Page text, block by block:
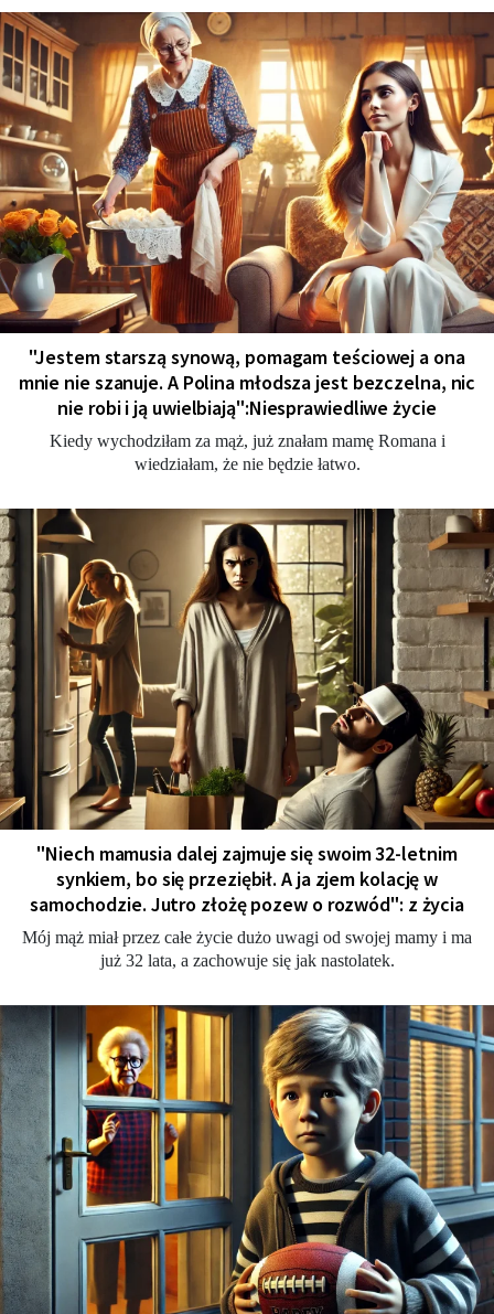
"Jestem starszą synową, pomagam teściowej a ona
mnie nie szanuje. A Polina młodsza jest bezczelna, nic
nie robi i ją uwielbiają":Niesprawiedliwe życie
Kiedy wychodziłam za mąż, już znałam mamę Romana i
wiedziałam, że nie będzie łatwo.
"Niech mamusia dalej zajmuje się swoim 32-letnim
synkiem, bo się przeziębił. A ja zjem kolację w
samochodzie. Jutro złożę pozew o rozwód": z życia
Mój mąż miał przez całe życie dużo uwagi od swojej mamy i ma
już 32 lata, a zachowuje się jak nastolatek.